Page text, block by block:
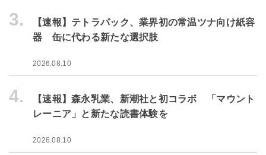
3.
【速報】テトラパック、業界初の常温ツナ向け紙容
器 缶に代わる新たな選択肢
2026.08.10
4.
【速報】森永乳業、新潮社と初コラボ 「マウント
レーニア」と新たな読書体験を
2026.08.10